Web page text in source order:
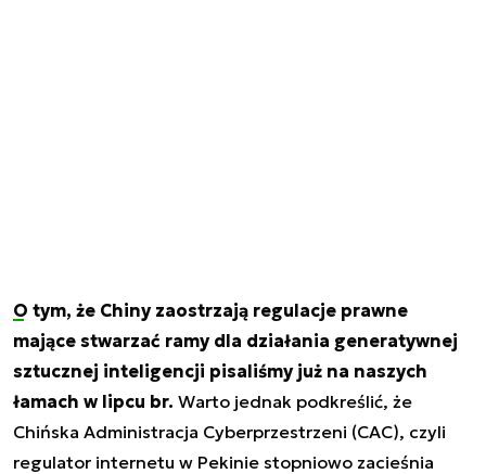
O tym, że Chiny zaostrzają regulacje prawne
mające stwarzać ramy dla działania generatywnej
sztucznej inteligencji pisaliśmy już na naszych
łamach w lipcu br. Warto jednak podkreślić, że
Chińska Administracja Cyberprzestrzeni (CAC), czyli
regulator internetu w Pekinie stopniowo zacieśnia